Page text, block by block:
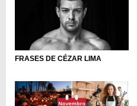
FRASES DE CÉZAR LIMA